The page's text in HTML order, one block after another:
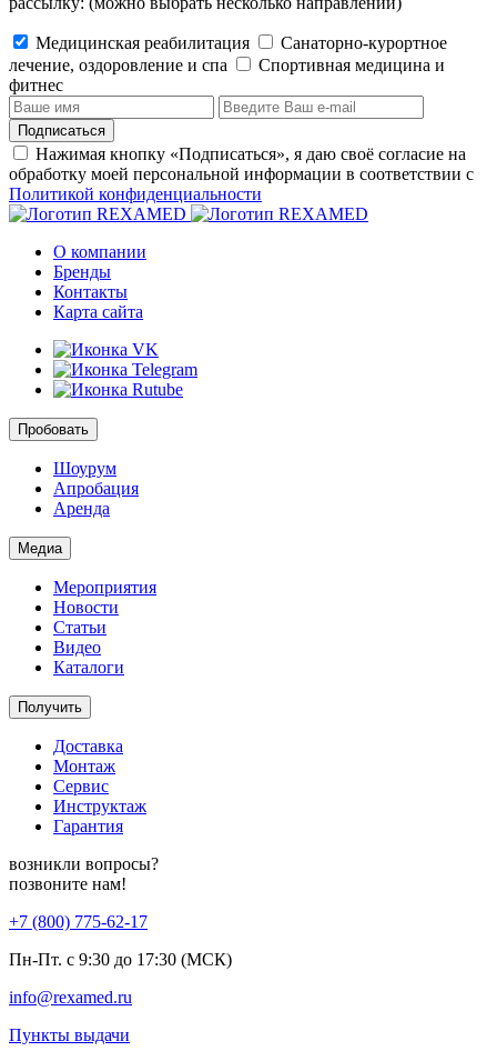
Медицинская реабилитация
Санаторно-курортное
лечение, оздоровление и спа
Cпортивная медицина и
фитнес
Подписаться
Нажимая кнопку «Подписаться», я даю своё согласие на
обработку моей персональной информации в соответствии с
Политикой конфиденциальности
О компании
Бренды
Контакты
Карта сайта
Пробовать
Шоурум
Апробация
Аренда
Медиа
Мероприятия
Новости
Статьи
Видео
Каталоги
Получить
Доставка
Монтаж
Сервис
Инструктаж
Гарантия
возникли вопросы?
позвоните нам!
+7 (800) 775-62-17
Пн-Пт. с 9:30 до 17:30 (МСК)
info@rexamed.ru
Пункты выдачи